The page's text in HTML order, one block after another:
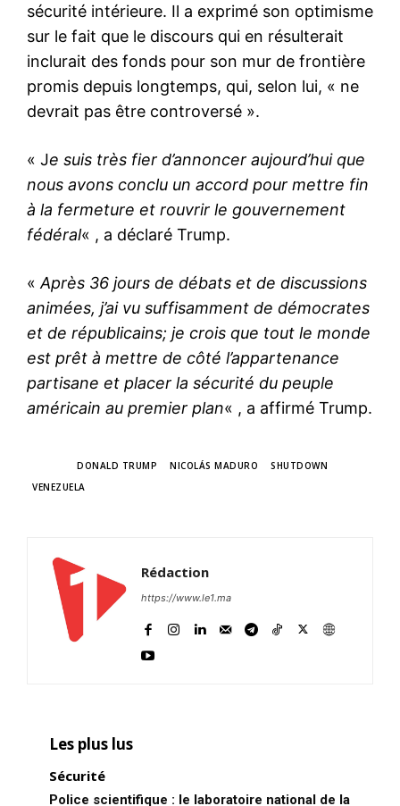
sécurité intérieure. Il a exprimé son optimisme
sur le fait que le discours qui en résulterait
inclurait des fonds pour son mur de frontière
promis depuis longtemps, qui, selon lui, « ne
devrait pas être controversé ».
« Je suis très fier d’annoncer aujourd’hui que
nous avons conclu un accord pour mettre fin
à la fermeture et rouvrir le gouvernement
fédéral« , a déclaré Trump.
« Après 36 jours de débats et de discussions
animées, j’ai vu suffisamment de démocrates
et de républicains; je crois que tout le monde
est prêt à mettre de côté l’appartenance
partisane et placer la sécurité du peuple
américain au premier plan« , a affirmé Trump.
DONALD TRUMP NICOLÁS MADURO
SHUTDOWN
VENEZUELA
Rédaction
https://www.le1.ma
Les plus lus
Sécurité
Police scientifique : le laboratoire national de la